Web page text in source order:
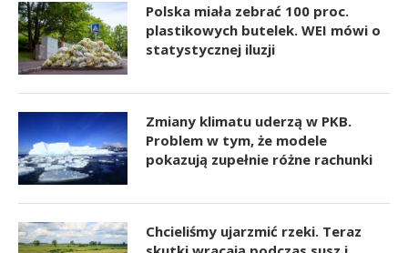
Polska miała zebrać 100 proc.
plastikowych butelek. WEI mówi o
statystycznej iluzji
Zmiany klimatu uderzą w PKB.
Problem w tym, że modele
pokazują zupełnie różne rachunki
Chcieliśmy ujarzmić rzeki. Teraz